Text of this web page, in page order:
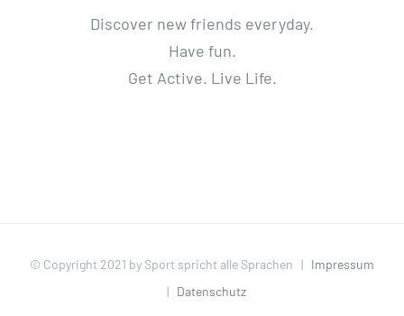
Discover new friends everyday.
Have fun.
Get Active. Live Life.
© Copyright 2021 by Sport spricht alle Sprachen | Impressum
| Datenschutz